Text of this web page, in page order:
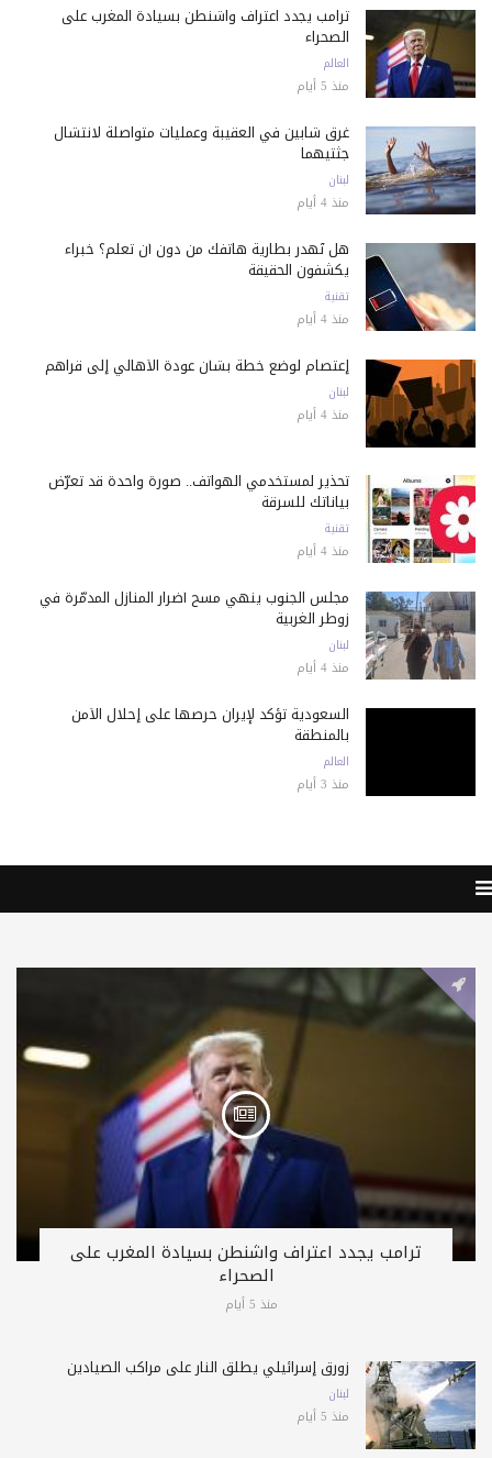
ترامب يجدد اعتراف واشنطن بسيادة المغرب على
الصحراء
العالم
منذ 5 أيام
غرق شابين في العقيبة وعمليات متواصلة لانتشال
جثتيهما
لبنان
منذ 4 أيام
هل تُهدر بطارية هاتفك من دون أن تعلم؟ خبراء
يكشفون الحقيقة
تقنية
منذ 4 أيام
إعتصام لوضع خطة بشأن عودة الأهالي إلى قراهم
لبنان
منذ 4 أيام
تحذير لمستخدمي الهواتف.. صورة واحدة قد تعرّض
بياناتك للسرقة
تقنية
منذ 4 أيام
مجلس الجنوب ينهي مسح أضرار المنازل المدمّرة في
زوطر الغربية
لبنان
منذ 4 أيام
السعودية تؤكد لإيران حرصها على إحلال الأمن
بالمنطقة
العالم
منذ 3 أيام
ترامب يجدد اعتراف واشنطن بسيادة المغرب على
الصحراء
منذ 5 أيام
زورق إسرائيلي يطلق النار على مراكب الصيادين
لبنان
منذ 5 أيام